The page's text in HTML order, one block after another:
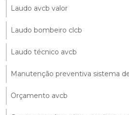
Laudo avcb valor
Laudo bombeiro clcb
Laudo técnico avcb
Manutenção preventiva sistema
Orçamento avcb